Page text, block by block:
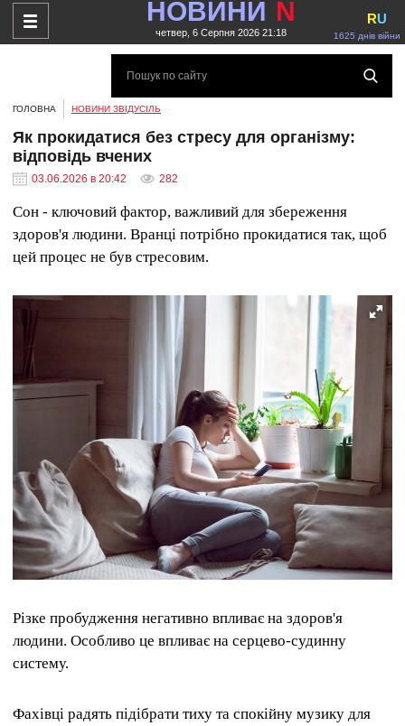
НОВИНИ N
четвер, 6 Серпня 2026 21:18 1625 днів війни
RU
ГОЛОВНА НОВИНИ ЗВІДУСІЛЬ
Як прокидатися без стресу для організму:
відповідь вчених
03.06.2026 в 20:42 282
Сон - ключовий фактор, важливий для збереження
здоров'я людини. Вранці потрібно прокидатися так, щоб
цей процес не був стресовим.
Різке пробудження негативно впливає на здоров'я
людини. Особливо це впливає на серцево-судинну
систему.
Фахівці радять підібрати тиху та спокійну музику для